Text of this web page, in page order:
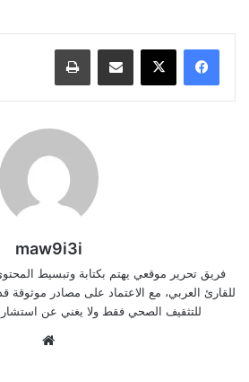
مشاركة عبر البريد طباعة
maw9i3i
فريق تحرير موقعي يهتم بكتابة وتبسيط
للقارئ العربي، مع الاعتماد على مصادر موثوقة
للتثقيف الصحي فقط ولا يغني عن